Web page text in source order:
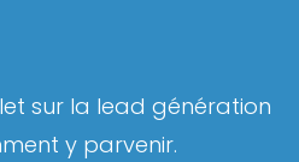
sur la lead génération
y parvenir.